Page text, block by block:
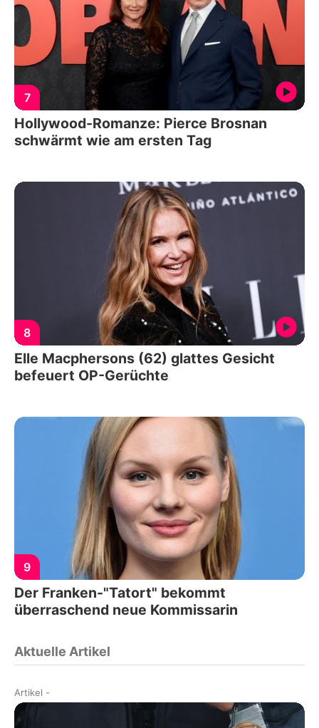
7
Hollywood-Romanze: Pierce Brosnan
schwärmt wie am ersten Tag
8
Elle Macphersons (62) glattes Gesicht
befeuert OP-Gerüchte
9
Der Franken-"Tatort" bekommt
überraschend neue Kommissarin
Aktuelle Artikel
Artikel -